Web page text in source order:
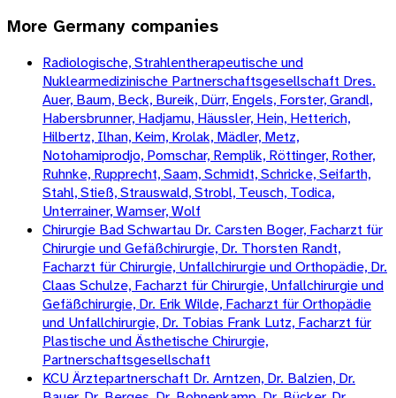
More Germany companies
Radiologische, Strahlentherapeutische und
Nuklearmedizinische Partnerschaftsgesellschaft Dres.
Auer, Baum, Beck, Bureik, Dürr, Engels, Forster, Grandl,
Habersbrunner, Hadjamu, Häussler, Hein, Hetterich,
Hilbertz, Ilhan, Keim, Krolak, Mädler, Metz,
Notohamiprodjo, Pomschar, Remplik, Röttinger, Rother,
Ruhnke, Rupprecht, Saam, Schmidt, Schricke, Seifarth,
Stahl, Stieß, Strauswald, Strobl, Teusch, Todica,
Unterrainer, Wamser, Wolf
Chirurgie Bad Schwartau Dr. Carsten Boger, Facharzt für
Chirurgie und Gefäßchirurgie, Dr. Thorsten Randt,
Facharzt für Chirurgie, Unfallchirurgie und Orthopädie, Dr.
Claas Schulze, Facharzt für Chirurgie, Unfallchirurgie und
Gefäßchirurgie, Dr. Erik Wilde, Facharzt für Orthopädie
und Unfallchirurgie, Dr. Tobias Frank Lutz, Facharzt für
Plastische und Ästhetische Chirurgie,
Partnerschaftsgesellschaft
KCU Ärztepartnerschaft Dr. Arntzen, Dr. Balzien, Dr.